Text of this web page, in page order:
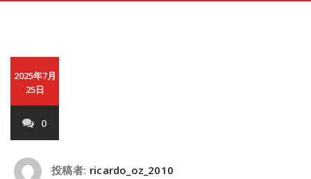
2025年7月
25日
0
投稿者: ricardo_oz_2010